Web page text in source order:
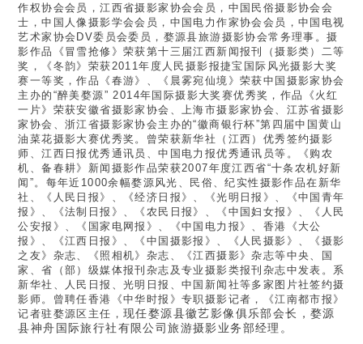
作权协会会员，江西省摄影家协会会员，中国民俗摄影协会会
士，中国人像摄影学会会员，中国电力作家协会会员，中国电视
艺术家协会 DV委员会委员，婺源县旅游摄影协会常务理事。摄
影作品《冒雪抢修》荣获第十三届江西新闻报刊（摄影类）二等
奖，《冬韵》荣获 2011年度人民摄影报捷宝国际风光摄影大奖
赛一等奖，作品《春游》、《晨雾宛仙境》荣获中国摄影家协会
主办的“醉美婺源” 2014年国际摄影大奖赛优秀奖，作品《火红
一片》荣获安徽省摄影家协会、上海市摄影家协会、江苏省摄影
家协会、浙江省摄影家协会主办的“徽商银行杯”第四届中国黄山
油菜花摄影大赛优秀奖。曾荣获新华社（江西）优秀签约摄影
师、江西日报优秀通讯员、中国电力报优秀通讯员等。《购农
机、备春耕》新闻摄影作品荣获2007年度江西省“十条农机好新
闻 ” 。每年近 1000余幅婺源风光、民俗、纪实性摄影作品在新华
社、《人民日报》、《经济日报》、《光明日报》、《中国青年
报》、《法制日报》、《农民日报》、《中国妇女报》、《人民
公安报》、《国家电网报》、《中国电力报》、香港《大公
报》、《江西日报》、《中国摄影报》、《人民摄影》、《摄影
之友》杂志、《照相机》杂志、《江西摄影》杂志等中央、国
家、省（部）级媒体报刊杂志及专业摄影类报刊杂志中发表。系
新华社、人民日报、光明日报、中国新闻社等多家图片社签约摄
影师。曾聘任香港《中华时报》专职摄影记者，《江南都市报》
记者驻婺源区主任，现任婺源县徽艺影像俱乐部会长，婺源
县神舟国际旅行社有限公司旅游摄影业务部经理。